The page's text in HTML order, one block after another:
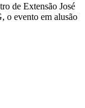
de Extensão José
o evento em alusão